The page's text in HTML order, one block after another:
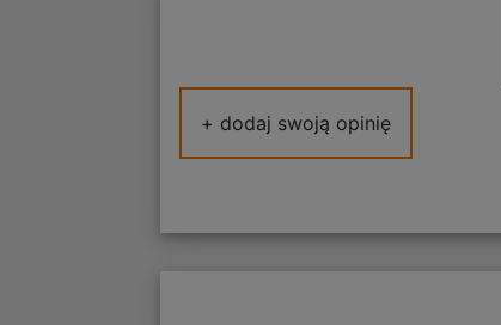
+ dodaj swoją opinię